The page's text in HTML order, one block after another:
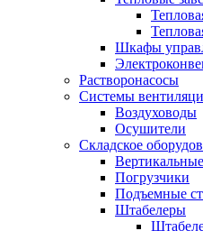
Шкафы
Растворонасосы
Системы
Воздуховоды
Осушители
Складское
Погрузчики
Подъемные
Штабелеры